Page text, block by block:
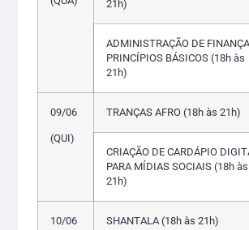
21h)
ADMINISTRAÇÃO DE
PRINCÍPIOS BÁSICOS (18h às
21h)
09/06
(QUI)
TRANÇAS AFRO (18h às 21h)
CRIAÇÃO DE CARDÁPIO
PARA MÍDIAS SOCIAIS (18h às
21h)
10/06 SHANTALA (18h às 21h)